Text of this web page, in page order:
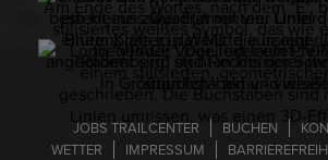
JOBS TRAILCENTER BUCHEN
WETTER
IMPRESSUM